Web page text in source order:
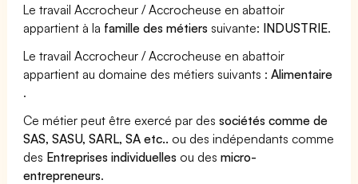
Le travail Accrocheur / Accrocheuse en abattoir
appartient à la famille des métiers suivante: INDUSTRIE.
Le travail Accrocheur / Accrocheuse en abattoir
appartient au domaine des métiers suivants :Alimentaire
.
Ce métier peut être exercé par dessociétés comme de
SAS, SASU, SARL, SA etc.. ou des indépendants comme
des Entreprises individuelles ou desmicro-
entrepreneurs.